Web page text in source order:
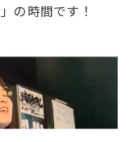
」の時間です！